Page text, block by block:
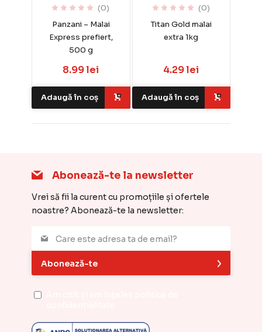
(0)
Panzani – Malai
Express prefiert,
500 g
8.99 lei
Adaugă în coș
(0)
Titan Gold malai
extra 1kg
4.29 lei
Adaugă în coș
Abonează-te la newsletter
Vrei să fii la curent cu promoțiile și ofertele
noastre? Abonează-te la newsletter:
Abonează-te